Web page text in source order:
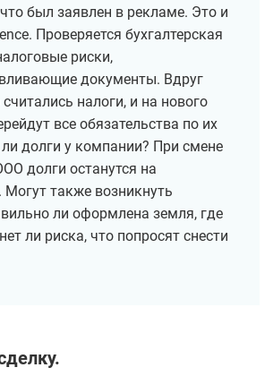
был заявлен в рекламе. Это и
Проверяется бухгалтерская
риски,
документы. Вдруг
налоги, и на нового
все обязательства по их
ли долги у компании? При смене
долги останутся на
Могут также возникнуть
ли оформлена земля, где
ли риска, что попросят снести